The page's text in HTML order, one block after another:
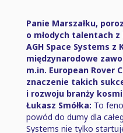
Panie Marszałku,
o młodych talentach z
AGH Space Systems
międzynarodowe
m.in. European Rover
znaczenie takich
i rozwoju branży
Łukasz Smółka: To
powód do dumy dla
Systems nie tylko